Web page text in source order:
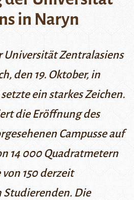
in Naryn
Universität Zentralasiens
den 19. Oktober, in
ein starkes Zeichen.
die Eröffnung des
Campusse auf
14 000 Quadratmetern
150 derzeit
Studierenden. Die